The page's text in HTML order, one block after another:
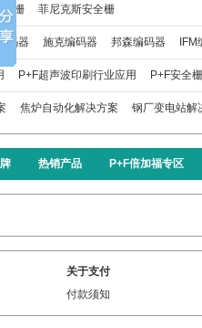
全栅 菲尼克斯安全栅
码器 施克编码器 邦森编码器 IFM
P+F超声波印刷行业应用 P+F安全
焦炉自动化解决方案 钢厂变电站解
热销产品 P+F倍加福专区
关于支付
付款须知